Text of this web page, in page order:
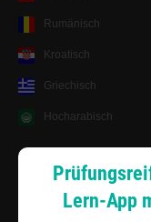
Lern-App
Rumänisch
Kroatisch
Griechisch
Hocharabisch
Lernsystem
Android App